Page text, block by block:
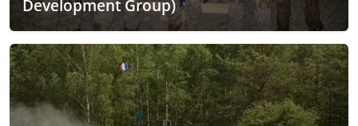
Development Group)